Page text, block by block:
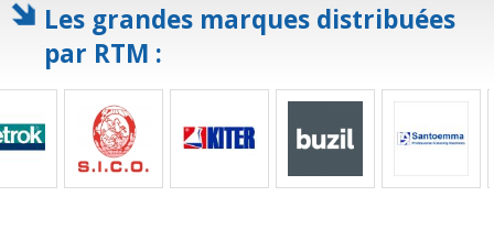
Les grandes marques distribuées
par RTM :